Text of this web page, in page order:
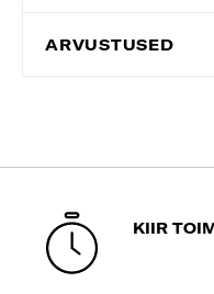
ARVUSTUSED
KIIR